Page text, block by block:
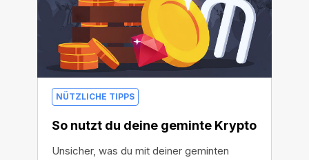
NÜTZLICHE TIPPS
So nutzt du deine geminte Krypto
Unsicher, was du mit deiner geminten